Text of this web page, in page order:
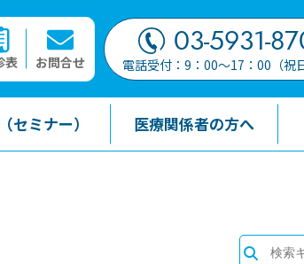
03-5931-
電話受付：9：00～17：00（祝
表 お問合せ
セミナー） 医療関係者の方へ